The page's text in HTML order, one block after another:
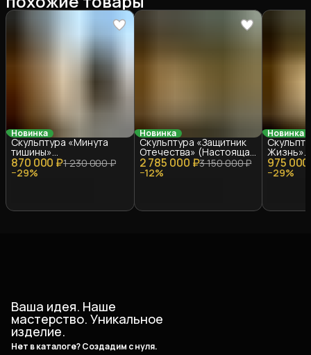
Новинка
870 000 ₽1 230 000 ₽
−29%
Скульптура «Минута
тишины»
(Стеклопластик, 1.3 м)
Новинка
2 785 000 ₽3 150 000 ₽
−12%
Скульптура «Защитник
Отечества» (Настоящая
Бронза, 1.9 м)
Новинка
975
−29%
Жизнь»
Ваша идея. Наше
мастерство. Уникальное
изделие.
Нет в каталоге? Создадим с нуля.